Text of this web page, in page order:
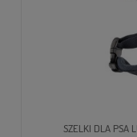
GRAFITOWE